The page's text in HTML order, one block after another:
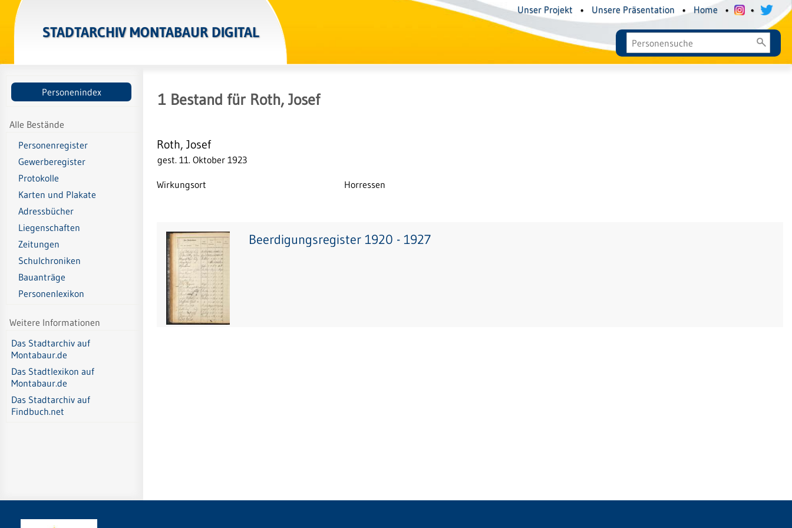
STADTARCHIV MONTABAUR DIGITAL
Unser Projekt • Unsere Präsentation • Home • •
Personenindex
Alle Bestände
Personenregister
Gewerberegister
Protokolle
Karten und Plakate
Adressbücher
Liegenschaften
Zeitungen
Schulchroniken
Bauanträge
Personenlexikon
Weitere Informationen
Das Stadtarchiv auf
Montabaur.de
Das Stadtlexikon auf
Montabaur.de
Das Stadtarchiv auf
Findbuch.net
1 Bestand für Roth, Josef
Roth, Josef
gest. 11. Oktober 1923
Wirkungsort Horressen
Beerdigungsregister 1920 - 1927